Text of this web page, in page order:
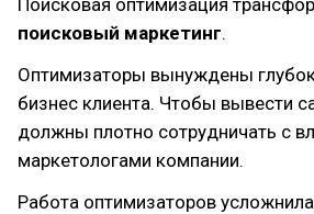
Поисковая оптимизация
поисковый маркетинг.
Оптимизаторы вынуждены
бизнес клиента. Чтобы вывести
должны плотно сотрудничать с
маркетологами компании.
Работа оптимизаторов